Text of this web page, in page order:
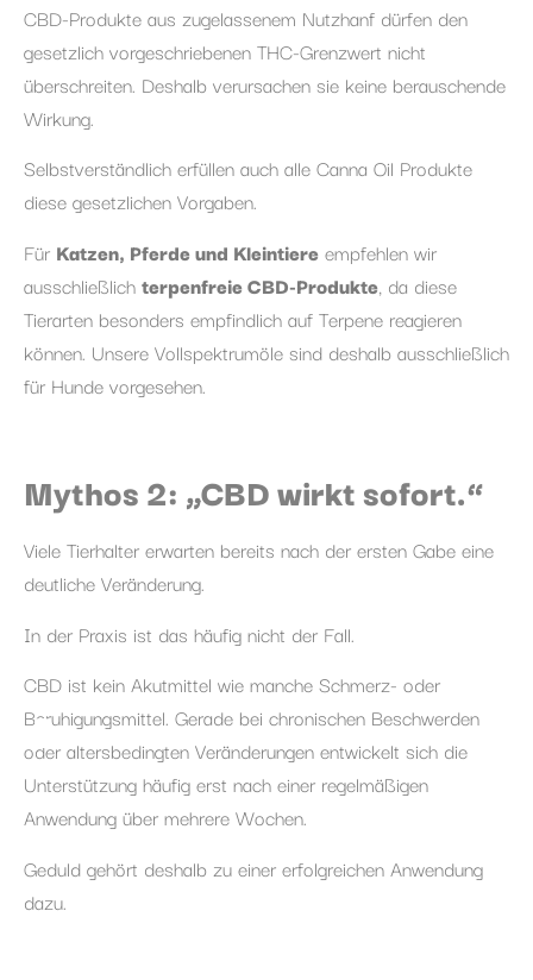
CBD-Produkte aus zugelassenem Nutzhanf dürfen den
gesetzlich vorgeschriebenen THC-Grenzwert nicht
überschreiten. Deshalb verursachen sie keine berauschende
Wirkung.
Selbstverständlich erfüllen auch alle Canna Oil Produkte
diese gesetzlichen Vorgaben.
Für Katzen, Pferde und Kleintiereempfehlen wir
ausschließlichterpenfreie CBD-Produkte, da diese
Tierarten besonders empfindlich auf Terpene reagieren
können. Unsere Vollspektrumöle sind deshalb ausschließlich
für Hunde vorgesehen.
Mythos 2: „CBD wirkt sofort.“
Viele Tierhalter erwarten bereits nach der ersten Gabe eine
deutliche Veränderung.
In der Praxis ist das häufig nicht der Fall.
CBD ist kein Akutmittel wie manche Schmerz- oder
Beruhigungsmittel. Gerade bei chronischen Beschwerden
oder altersbedingten Veränderungen entwickelt sich die
Unterstützung häufig erst nach einer regelmäßigen
Anwendung über mehrere Wochen.
Geduld gehört deshalb zu einer erfolgreichen Anwendung
dazu.